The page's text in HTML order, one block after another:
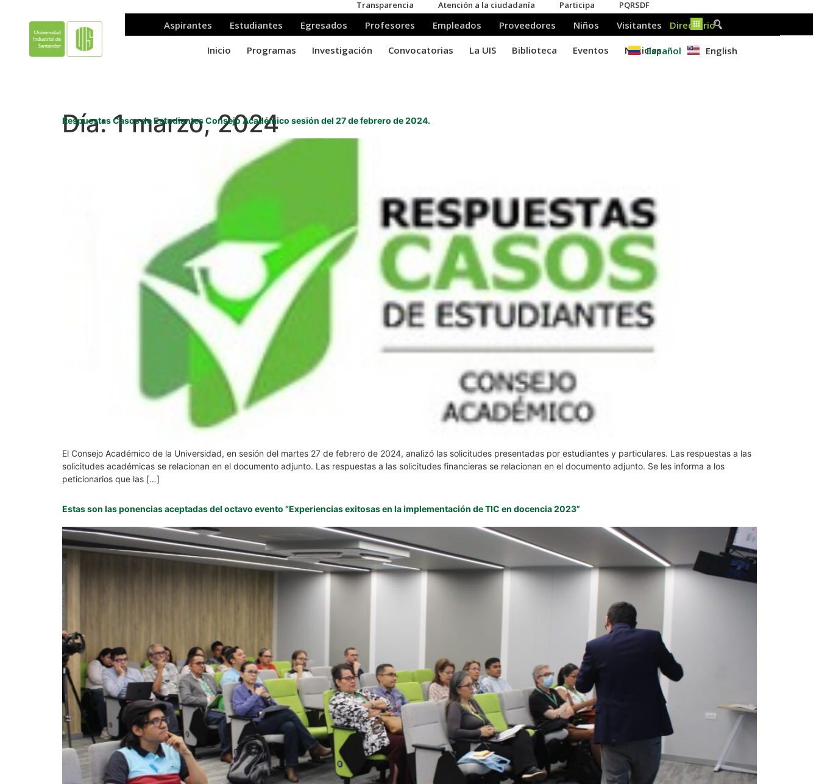
Español English
Día:1 marzo, 2024
Respuestas Casos de Estudiantes Consejo Académico sesión del 27 de febrero de 2024.
El Consejo Académico de la Universidad, en sesión del martes 27 de febrero de 2024, analizó las solicitudes presentadas por estudiantes y particulares. Las respuestas a las
solicitudes académicas se relacionan en el documento adjunto. Las respuestas a las solicitudes financieras se relacionan en el documento adjunto. Se les informa a los
peticionarios que las […]
Estas son las ponencias aceptadas del octavo evento “Experiencias exitosas en la implementación de TIC en docencia 2023”